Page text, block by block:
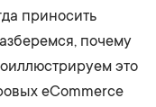
приносить
почему
это
eCommerce